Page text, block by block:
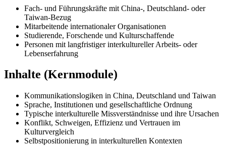
Fach- und Führungskräfte mit China-, Deutschland- oder
Taiwan-Bezug
Mitarbeitende internationaler Organisationen
Studierende, Forschende und Kulturschaffende
Personen mit langfristiger interkultureller Arbeits- oder
Lebenserfahrung
Inhalte (Kernmodule)
Kommunikationslogiken in China, Deutschland und Taiwan
Sprache, Institutionen und gesellschaftliche Ordnung
Typische interkulturelle Missverständnisse und ihre Ursachen
Konflikt, Schweigen, Effizienz und Vertrauen im
Kulturvergleich
Selbstpositionierung in interkulturellen Kontexten